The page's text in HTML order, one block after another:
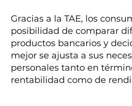
Gracias a la TAE, los
posibilidad de comparar
productos bancarios y
mejor se ajusta a sus
personales tanto en
rentabilidad como de